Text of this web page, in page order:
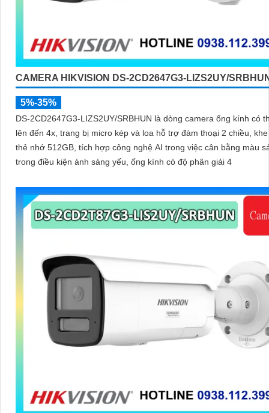
CAMERA HIKVISION DS-2CD2647G3-LIZS2UY/
5%-35%
DS-2CD2647G3-LIZS2UY/SRBHUN là dòng camera ống kính có
lên đến 4x, trang bị micro kép và loa hỗ trợ đàm thoại 2 chiều,
thẻ nhớ 512GB, tích hợp công nghệ AI trong việc cân bằng màu
trong điều kiện ánh sáng yếu, ống kính có độ phân giải 4